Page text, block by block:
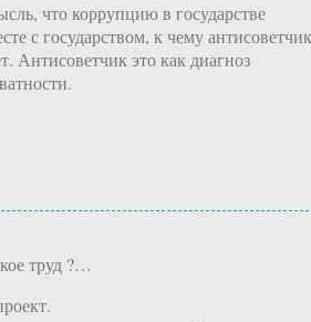
что коррупцию в государстве
с государством, к чему антисоветчик
Антисоветчик это как диагноз
труд ?…